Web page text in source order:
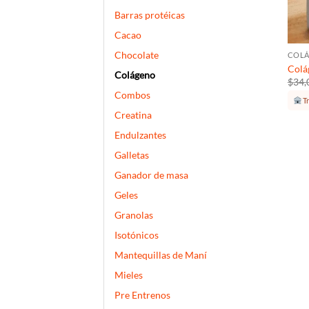
Barras protéicas
Cacao
Chocolate
Colágeno
Combos
Creatina
Endulzantes
Galletas
Ganador de masa
Geles
Granolas
Isotónicos
Mantequillas de Maní
Mieles
Pre Entrenos
+
$